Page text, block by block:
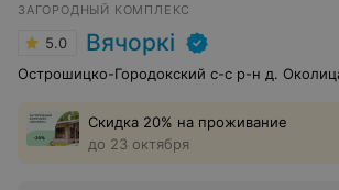
ЗАГОРОДНЫЙ КОМПЛЕКС
5.0 Вячоркi
Острошицко-Городокский с-с р-н д.
Скидка 20% на проживание
до 23 октября